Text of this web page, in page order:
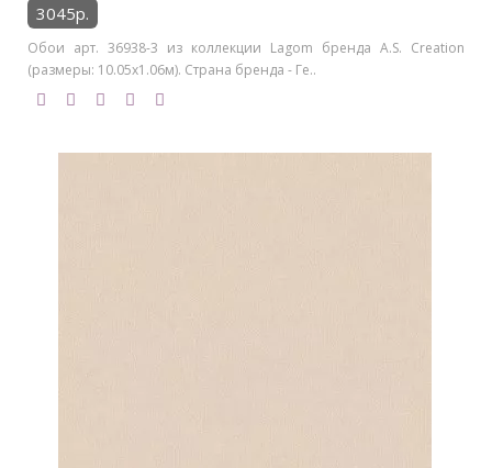
3045р.
Обои арт. 36938-3 из коллекции Lagom бренда A.S. Creation
(размеры: 10.05х1.06м). Страна бренда - Ге..